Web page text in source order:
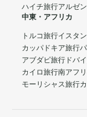
ハイチ旅行アルゼ
中東・アフリカ
トルコ旅行イスタ
カッパドキア旅行
アブダビ旅行 ドバ
カイロ旅行南アフ
モーリシャス旅行